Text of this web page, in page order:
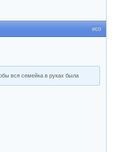
#69
вся семейка в руках была